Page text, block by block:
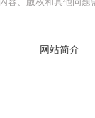
网站简介